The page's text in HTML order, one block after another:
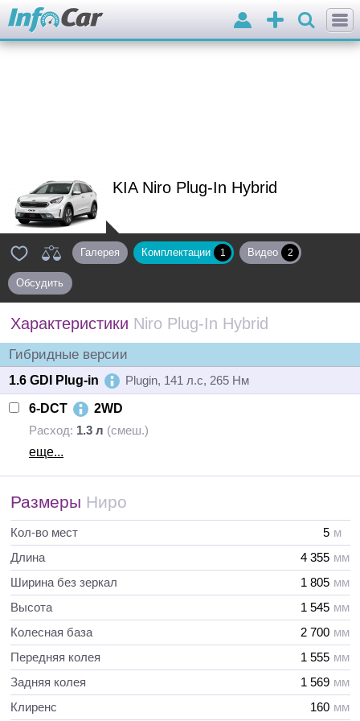
Добавить
объявление
Войти
KIA Niro Plug-In Hybrid
Галерея Комплектации 1 Видео 2
Обсудить
Характеристики Niro Plug-In Hybrid
Гибридные версии
1.6 GDI Plug-in Plugin, 141 л.с, 265 Нм
6-DCT
2WD
Расход: 1.3 л (смеш.)
еще...
Размеры Ниро
Кол-во мест 5 м
Длина
4 355 мм
Ширина без зеркал
1 805 мм
Высота
1 545 мм
Колесная база
2 700 мм
Передняя колея
1 555 мм
Задняя колея
1 569 мм
Клиренс
160 мм